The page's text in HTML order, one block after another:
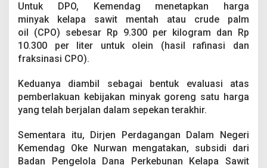
a
r
n
y
Untuk DPO, Kemendag menetapkan harga
minyak kelapa sawit mentah atau crude palm
oil (CPO) sebesar Rp 9.300 per kilogram dan Rp
10.300 per liter untuk olein (hasil rafinasi dan
fraksinasi CPO).
Keduanya diambil sebagai bentuk evaluasi atas
pemberlakuan kebijakan minyak goreng satu harga
yang telah berjalan dalam sepekan terakhir.
Sementara itu, Dirjen Perdagangan Dalam Negeri
Kemendag Oke Nurwan mengatakan, subsidi dari
Badan Pengelola Dana Perkebunan Kelapa Sawit